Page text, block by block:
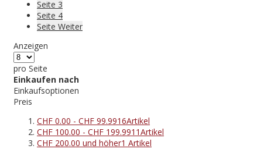
Seite 3
Seite 4
Seite Weiter
Anzeigen
pro Seite
Einkaufen nach
Einkaufsoptionen
Preis
CHF 0.00 - CHF 99.9916Artikel
CHF 100.00 - CHF 199.9911Artikel
CHF 200.00 und höher1 Artikel